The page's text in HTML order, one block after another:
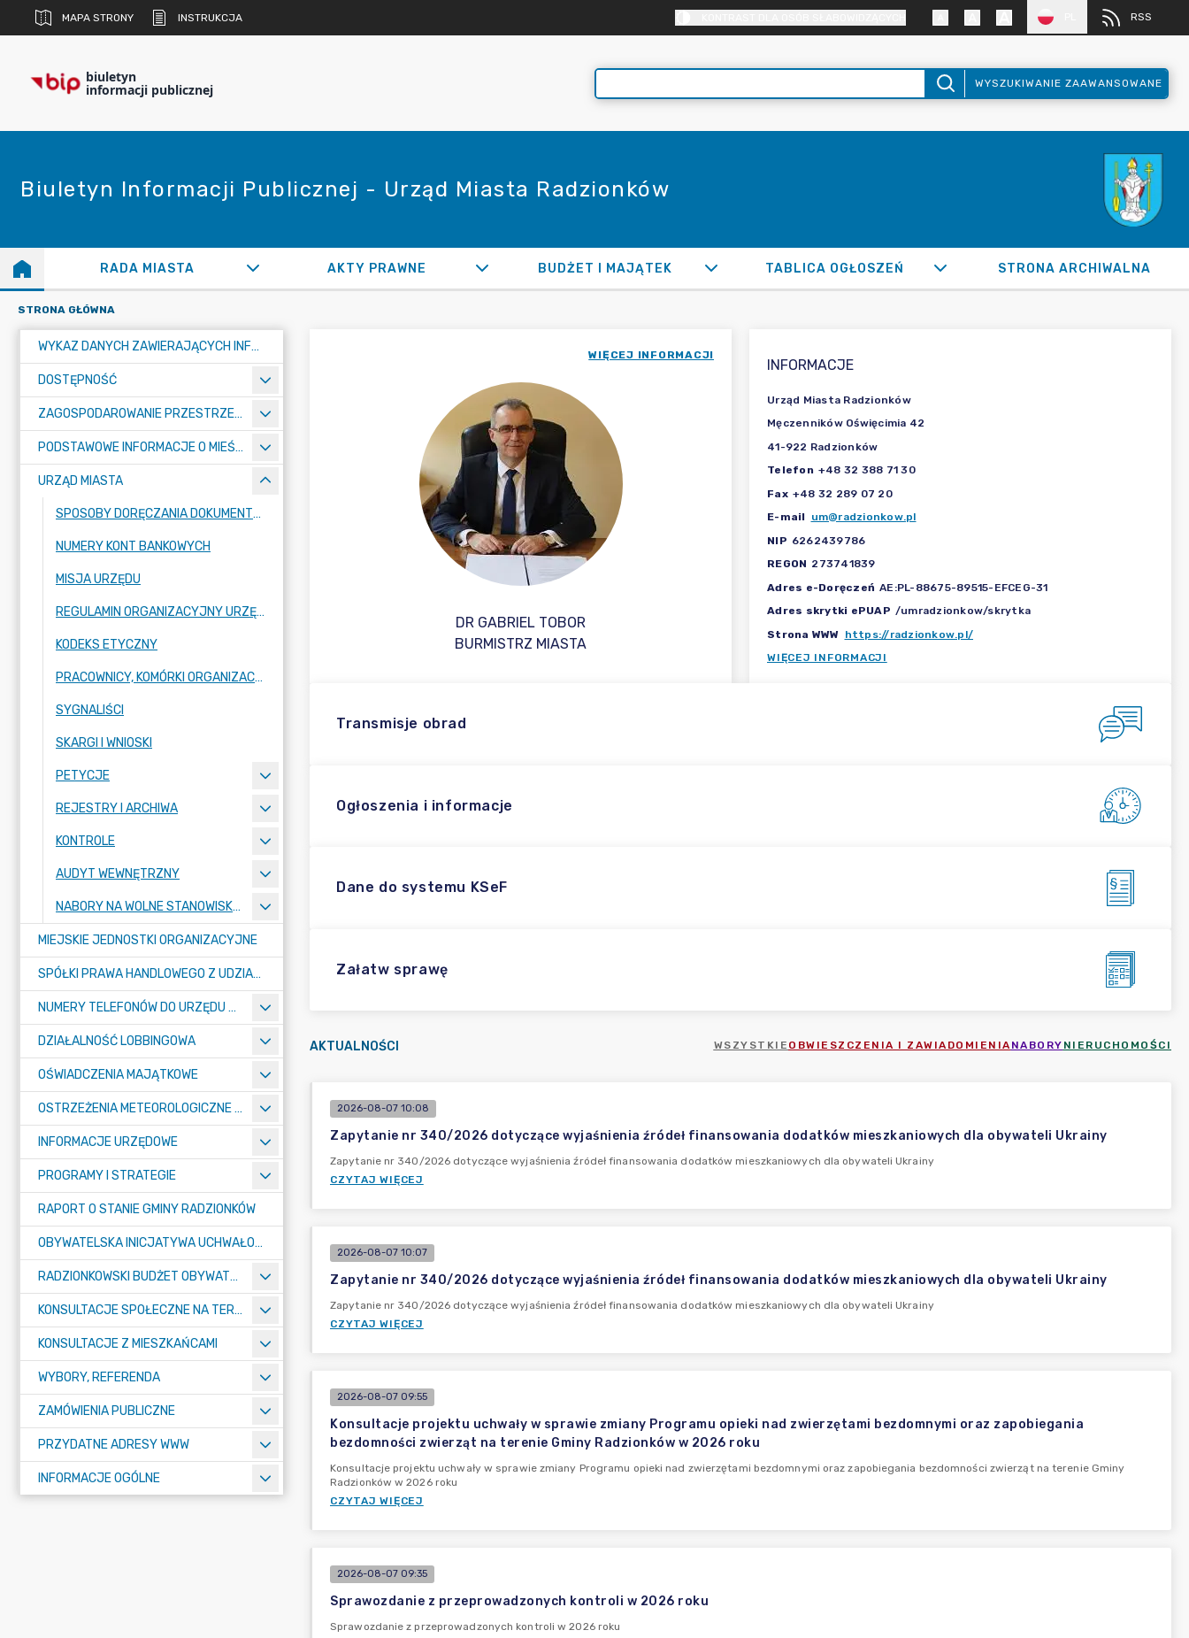
MAPA STRONY INSTRUKCJA RSS
biuletyn
informacji publicznej WYSZUKIWANIE ZAAWANSOWANE
Biuletyn Informacji Publicznej - Urząd Miasta Radzionków
RADA MIASTA AKTY PRAWNE BUDŻET I MAJĄTEK TABLICA OGŁOSZEŃ STRONA ARCHIWALNA
STRONA GŁÓWNA
WYKAZ DANYCH ZAWIERAJĄCYCH INFORMACJE O ŚRODOWISKU I JEGO OCHRONIE
DOSTĘPNOŚĆ
ZAGOSPODAROWANIE PRZESTRZENNE
PODSTAWOWE INFORMACJE O MIEŚCIE
URZĄD MIASTA
SPOSOBY DORĘCZANIA DOKUMENTÓW DO URZĘDU MIASTA RADZIONKÓW
NUMERY KONT BANKOWYCH
MISJA URZĘDU
REGULAMIN ORGANIZACYJNY URZĘDU
KODEKS ETYCZNY
PRACOWNICY, KOMÓRKI ORGANIZACYJNE URZĘDU
SYGNALIŚCI
SKARGI I WNIOSKI
PETYCJE
REJESTRY I ARCHIWA
KONTROLE
AUDYT WEWNĘTRZNY
NABORY NA WOLNE STANOWISKA PRACY
MIEJSKIE JEDNOSTKI ORGANIZACYJNE
SPÓŁKI PRAWA HANDLOWEGO Z UDZIAŁEM GMINY
NUMERY TELEFONÓW DO URZĘDU MIASTA, MIEJSKICH JEDNOSTEK ORGANIZACYJNYCH ORAZ SPÓŁEK PRAWA HANDLOWEGO Z UDZIAŁEM GMINY
DZIAŁALNOŚĆ LOBBINGOWA
OŚWIADCZENIA MAJĄTKOWE
OSTRZEŻENIA METEOROLOGICZNE O ZŁYM STANIE POWIETRZA I INNE
INFORMACJE URZĘDOWE
PROGRAMY I STRATEGIE
RAPORT O STANIE GMINY RADZIONKÓW
OBYWATELSKA INICJATYWA UCHWAŁODAWCZA
RADZIONKOWSKI BUDŻET OBYWATELSKI
KONSULTACJE SPOŁECZNE NA TERENIE MIASTA RADZIONKÓW
KONSULTACJE Z MIESZKAŃCAMI
WYBORY, REFERENDA
ZAMÓWIENIA PUBLICZNE
PRZYDATNE ADRESY WWW
INFORMACJE OGÓLNE
DR GABRIEL TOBOR
WIĘCEJ INFORMACJI
BURMISTRZ MIASTA
INFORMACJE
Urząd Miasta Radzionków
Męczenników Oświęcimia 42
41-922 Radzionków
Telefon +48 32 388 71 30
Fax +48 32 289 07 20
E-mail
um@radzionkow.pl
NIP 6262439786
REGON 273741839
Adres e-Doręczeń AE:PL-88675-89515-EFCEG-31
Adres skrytki ePUAP /umradzionkow/skrytka
Strona WWW https://radzionkow.pl/
WIĘCEJ INFORMACJI
Transmisje obrad
Ogłoszenia i informacje
Dane do systemu KSeF
Załatw sprawę
AKTUALNOŚCI WSZYSTKIE OBWIESZCZENIA I ZAWIADOMIENIA NABORY NIERUCHOMOŚCI
2026-08-07 10:08
Zapytanie nr 340/2026 dotyczące wyjaśnienia źródeł finansowania dodatków mieszkaniowych dla obywateli Ukrainy
Zapytanie nr 340/2026 dotyczące wyjaśnienia źródeł finansowania dodatków mieszkaniowych dla obywateli Ukrainy
CZYTAJ WIĘCEJ
2026-08-07 10:07
Zapytanie nr 340/2026 dotyczące wyjaśnienia źródeł finansowania dodatków mieszkaniowych dla obywateli Ukrainy
Zapytanie nr 340/2026 dotyczące wyjaśnienia źródeł finansowania dodatków mieszkaniowych dla obywateli Ukrainy
CZYTAJ WIĘCEJ
2026-08-07 09:55
Konsultacje projektu uchwały w sprawie zmiany Programu opieki nad zwierzętami bezdomnymi oraz zapobiegania
bezdomności zwierząt na terenie Gminy Radzionków w 2026 roku
Konsultacje projektu uchwały w sprawie zmiany Programu opieki nad zwierzętami bezdomnymi oraz zapobiegania bezdomności zwierząt na terenie Gminy
Radzionków w 2026 roku
CZYTAJ WIĘCEJ
2026-08-07 09:35
Sprawozdanie z przeprowadzonych kontroli w 2026 roku
Sprawozdanie z przeprowadzonych kontroli w 2026 roku